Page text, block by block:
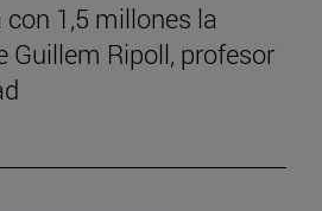
1,5 millones la
Guillem Ripoll, profesor